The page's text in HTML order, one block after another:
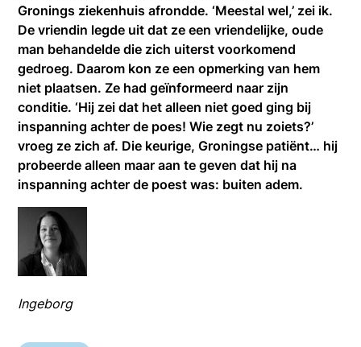
Gronings ziekenhuis afrondde. ‘Meestal wel,’ zei ik.
De vriendin legde uit dat ze een vriendelijke, oude
man behandelde die zich uiterst voorkomend
gedroeg. Daarom kon ze een opmerking van hem
niet plaatsen. Ze had geïnformeerd naar zijn
conditie. ‘Hij zei dat het alleen niet goed ging bij
inspanning achter de poes! Wie zegt nu zoiets?’
vroeg ze zich af. Die keurige, Groningse patiënt… hij
probeerde alleen maar aan te geven dat hij na
inspanning achter de poest was: buiten adem.
Ingeborg